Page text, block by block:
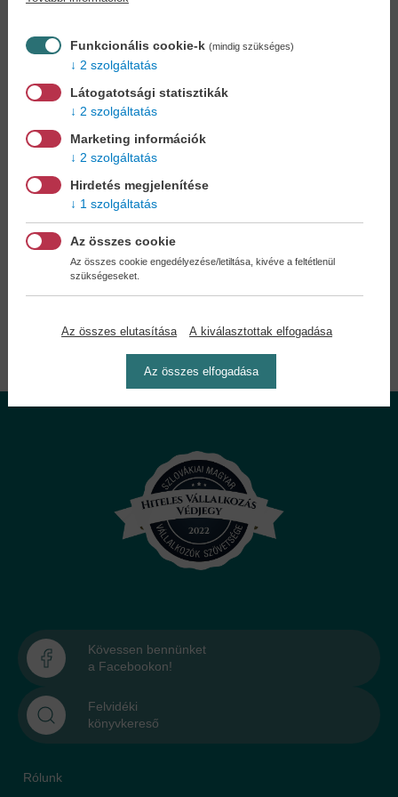
könyvet - tumultus nélkül!
Kedvezmények, nyereményjátékok,
bónuszok- tegye próbára a Könyvklub szolgáltatását
Ön is!
Alegelőnyösebb postaköltséggelszámoljon!
Önnek semmiféle kötelezettsége a Családi
Kövessen bennünket
a Facebookon!
Felvidéki
könyvkereső
Rólunk
Funkcionális cookie-k (mindig szükséges)
2 szolgáltatás
Látogatotsági statisztikák
2 szolgáltatás
Marketing információk
2 szolgáltatás
Hirdetés megjelenítése
1 szolgáltatás
Az összes cookie
Az összes cookie engedélyezése/letiltása, kivéve a feltétlenül
szükségeseket.
Az összes elutasítása A kiválasztottak elfogadása
Az összes elfogadása